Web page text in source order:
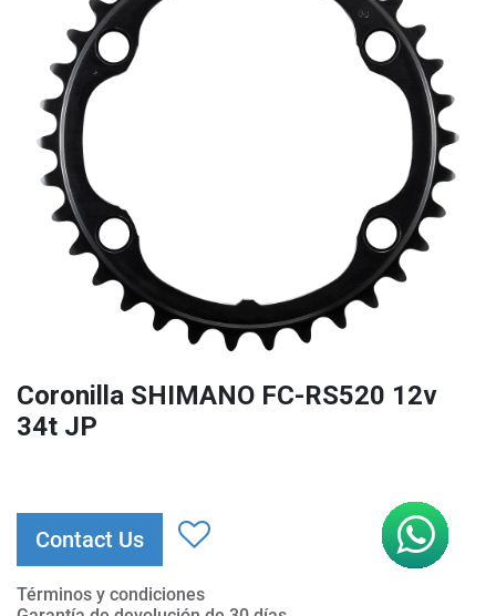
Coronilla SHIMANO FC-RS520 12v
34t JP
Contact Us
Términos y condiciones